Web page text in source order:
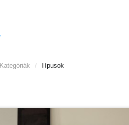
Kategóriák / Típusok